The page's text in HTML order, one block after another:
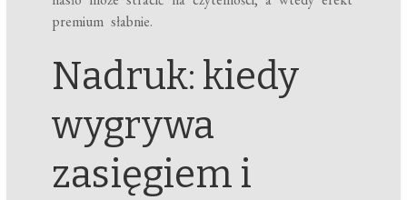
premium słabnie.
Nadruk: kiedy
wygrywa
zasięgiem i